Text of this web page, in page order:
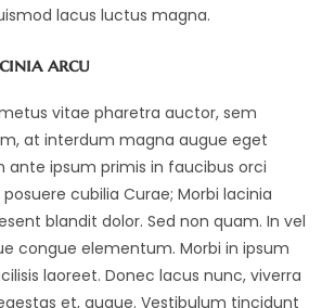
lacus luctus magna.
arcu
vitae pharetra auctor, sem
at interdum magna augue eget
ante ipsum primis in faucibus orci
cubilia Curae; Morbi lacinia
blandit dolor. Sed non quam. In vel
congue elementum. Morbi in ipsum
laoreet. Donec lacus nunc, viverra
et, augue. Vestibulum tincidunt